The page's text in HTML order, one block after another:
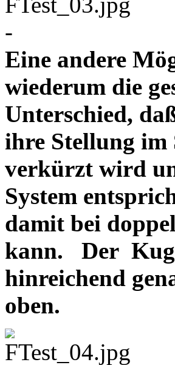
-
Eine andere
wiederum die
Unterschied,
ihre Stellung im
verkürzt wird
System
damit bei
kann. Der
hinreichend
oben.